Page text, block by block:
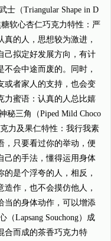
士（Triangular Shape in D
软心杏仁巧克力特性：严
的人，思想较为激进，
己拟定好发展方向，有计
会中途而废的。同时，
或者家人的支持，也会变
力蜜语：认真的人总比嬉
秘三角（Piped Mild Choco
力及果仁特性：我行我素
，只要看过你的举动，便
己的手法，懂得运用身体
是个浮夸的人，相反，
作，也不会摸仿他人，
当的身体动作，可以增添
Lapsang Souchong）成
合而成的茶香巧克力特